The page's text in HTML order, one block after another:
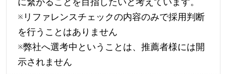
※リファレンスチェックの内容のみで採用判断
を行うことはありません
※弊社へ選考中ということは、推薦者様には開
示されません